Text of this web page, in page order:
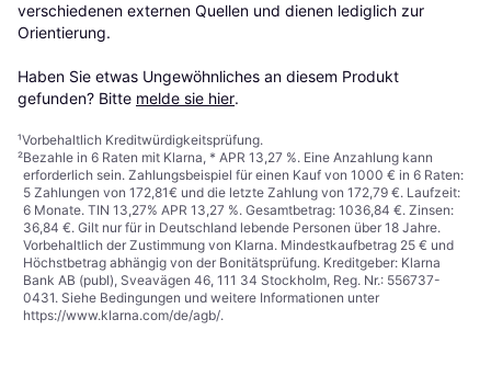
verschiedenen externen Quellen und dienen lediglich zur
Orientierung.
Haben Sie etwas Ungewöhnliches an diesem Produkt
gefunden? Bitte melde sie hier.
¹Vorbehaltlich Kreditwürdigkeitsprüfung.
²Bezahle in 6 Raten mit Klarna, * APR 13,27 %. Eine Anzahlung kann
erforderlich sein. Zahlungsbeispiel für einen Kauf von 1000 € in 6 Raten:
5 Zahlungen von 172,81€ und die letzte Zahlung von 172,79 €. Laufzeit:
6 Monate. TIN 13,27% APR 13,27 %. Gesamtbetrag: 1036,84 €. Zinsen:
36,84 €. Gilt nur für in Deutschland lebende Personen über 18 Jahre.
Vorbehaltlich der Zustimmung von Klarna. Mindestkaufbetrag 25 € und
Höchstbetrag abhängig von der Bonitätsprüfung. Kreditgeber: Klarna
Bank AB (publ), Sveavägen 46, 111 34 Stockholm, Reg. Nr.: 556737-
0431. Siehe Bedingungen und weitere Informationen unter
https://www.klarna.com/de/agb/.